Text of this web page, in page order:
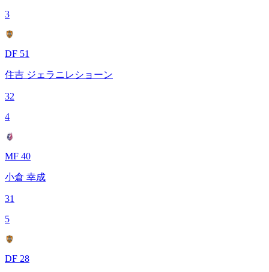
3
DF 51
住吉 ジェラニレショーン
32
4
MF 40
小倉 幸成
31
5
DF 28